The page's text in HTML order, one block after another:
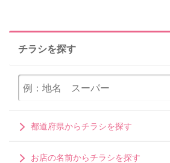
チラシを探す
都道府県からチラシを探す
お店の名前からチラシを探す